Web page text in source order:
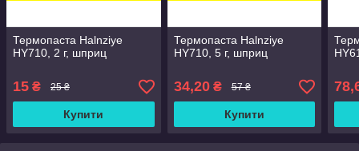
Термопаста Halnziye
HY710, 2 г, шприц
15 ₴ 25 ₴
Купити
Термопаста Halnziye
HY710, 5 г, шприц
34,20₴ 57 ₴
Купити